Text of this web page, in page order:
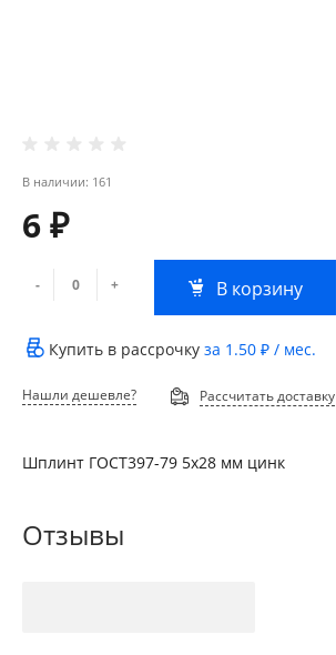
В наличии: 161
6 ₽
- + В корзину
Купить в рассрочку за 1.50 ₽ / мес.
Нашли дешевле? Рассчитать доставку
Шплинт ГОСТ397-79 5х28 мм цинк
Отзывы